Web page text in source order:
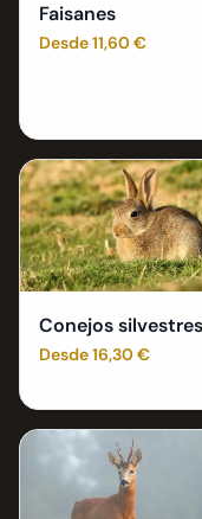
Faisanes
Desde 11,60 €
Conejos silvestres
Desde 16,30 €